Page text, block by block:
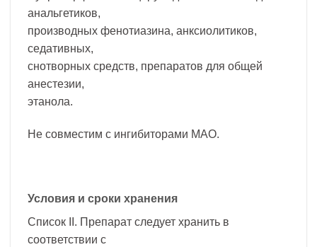
анальгетиков,
производных фенотиазина, анксиолитиков,
седативных,
снотворных средств, препаратов для общей
анестезии,
этанола.
Не совместим с ингибиторами МАО.
Условия и сроки хранения
Список II. Препарат следует хранить в
соответствии с